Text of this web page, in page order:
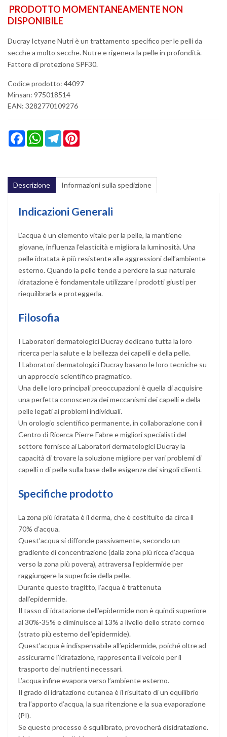
PRODOTTO MOMENTANEAMENTE NON
DISPONIBILE
Ducray Ictyane Nutri è un trattamento specifico per le pelli da
secche a molto secche. Nutre e rigenera la pelle in profondità.
Fattore di protezione SPF30.
Codice prodotto: 44097
Minsan: 975018514
EAN: 3282770109276
FacebookWhatsAppTelegram
Descrizione Informazioni sulla spedizione
Indicazioni Generali
L’acqua è un elemento vitale per la pelle, la mantiene
giovane, influenza l’elasticità e migliora la luminosità. Una
pelle idratata è più resistente alle aggressioni dell’ambiente
esterno. Quando la pelle tende a perdere la sua naturale
idratazione è fondamentale utilizzare i prodotti giusti per
riequilibrarla e proteggerla.
Filosofia
I Laboratori dermatologici Ducray dedicano tutta la loro
ricerca per la salute e la bellezza dei capelli e della pelle.
I Laboratori dermatologici Ducray basano le loro tecniche su
un approccio scientifico pragmatico.
Una delle loro principali preoccupazioni è quella di acquisire
una perfetta conoscenza dei meccanismi dei capelli e della
pelle legati ai problemi individuali.
Un orologio scientifico permanente, in collaborazione con il
Centro di Ricerca Pierre Fabre e migliori specialisti del
settore fornisce ai Laboratori dermatologici Ducray la
capacità di trovare la soluzione migliore per vari problemi di
capelli o di pelle sulla base delle esigenze dei singoli clienti.
Specifiche prodotto
La zona più idratata è il derma, che è costituito da circa il
70% d’acqua.
Quest’acqua si diffonde passivamente, secondo un
gradiente di concentrazione (dalla zona più ricca d’acqua
verso la zona più povera), attraversa l’epidermide per
raggiungere la superficie della pelle.
Durante questo tragitto, l’acqua è trattenuta
dall’epidermide.
Il tasso di idratazione dell’epidermide non è quindi superiore
al 30%-35% e diminuisce al 13% a livello dello strato corneo
(strato più esterno dell’epidermide).
Quest’acqua è indispensabile all’epidermide, poiché oltre ad
assicurarne l’idratazione, rappresenta il veicolo per il
trasporto dei nutrienti necessari.
L’acqua infine evapora verso l’ambiente esterno.
Il grado di idratazione cutanea è il risultato di un equilibrio
tra l’apporto d’acqua, la sua ritenzione e la sua evaporazione
(PI).
Se questo processo è squilibrato, provocherà disidratazione.